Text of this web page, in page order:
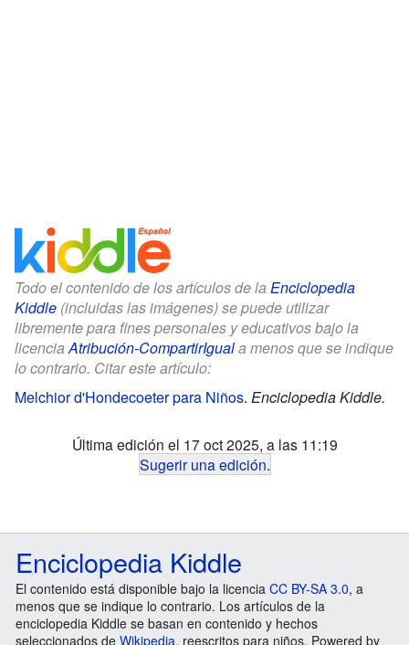
Todo el contenido de los artículos de la Enciclopedia
Kiddle (incluidas las imágenes) se puede utilizar
libremente para fines personales y educativos bajo la
licenciaAtribución-CompartirIguala menos que se indique
lo contrario. Citar este artículo:
Melchior d'Hondecoeter para Niños. Enciclopedia Kiddle.
Última edición el 17 oct 2025, a las 11:19
Sugerir una edición.
Enciclopedia Kiddle
El contenido está disponible bajo la licencia CC BY-SA 3.0, a
menos que se indique lo contrario. Los artículos de la
enciclopedia Kiddle se basan en contenido y hechos
seleccionados de Wikipedia, reescritos para niños. Powered by